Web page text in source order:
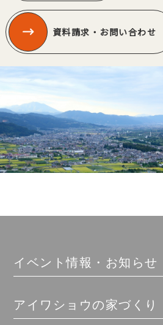
資料請求・お問い合わせ
イベント情報・お知らせ
アイワショウの家づくり